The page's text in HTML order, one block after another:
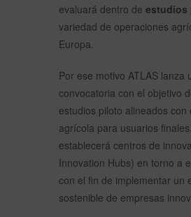
evaluará dentro de estudios
variedad de operaciones
Europa.
Por ese motivo ATLAS lanza
convocatoria con el objetivo
estudios piloto alineados con
agrícola para usuarios finales.
establecerá centros de
Innovation Hubs) en torno a
con el fin de implementar un
sostenible de empresas